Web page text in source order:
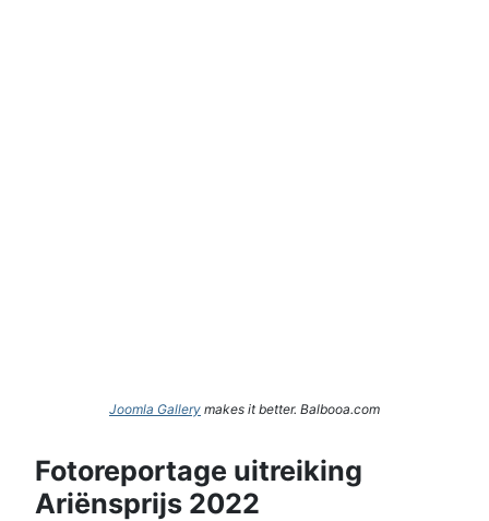
Joomla Gallery makes it better. Balbooa.com
Fotoreportage uitreiking
Ariënsprijs 2022